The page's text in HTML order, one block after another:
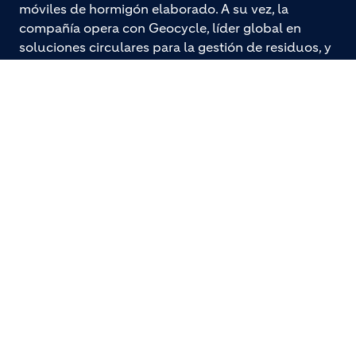
móviles de hormigón elaborado. A su vez, la
compañía opera con Geocycle, líder global en
soluciones circulares para la gestión de residuos, y